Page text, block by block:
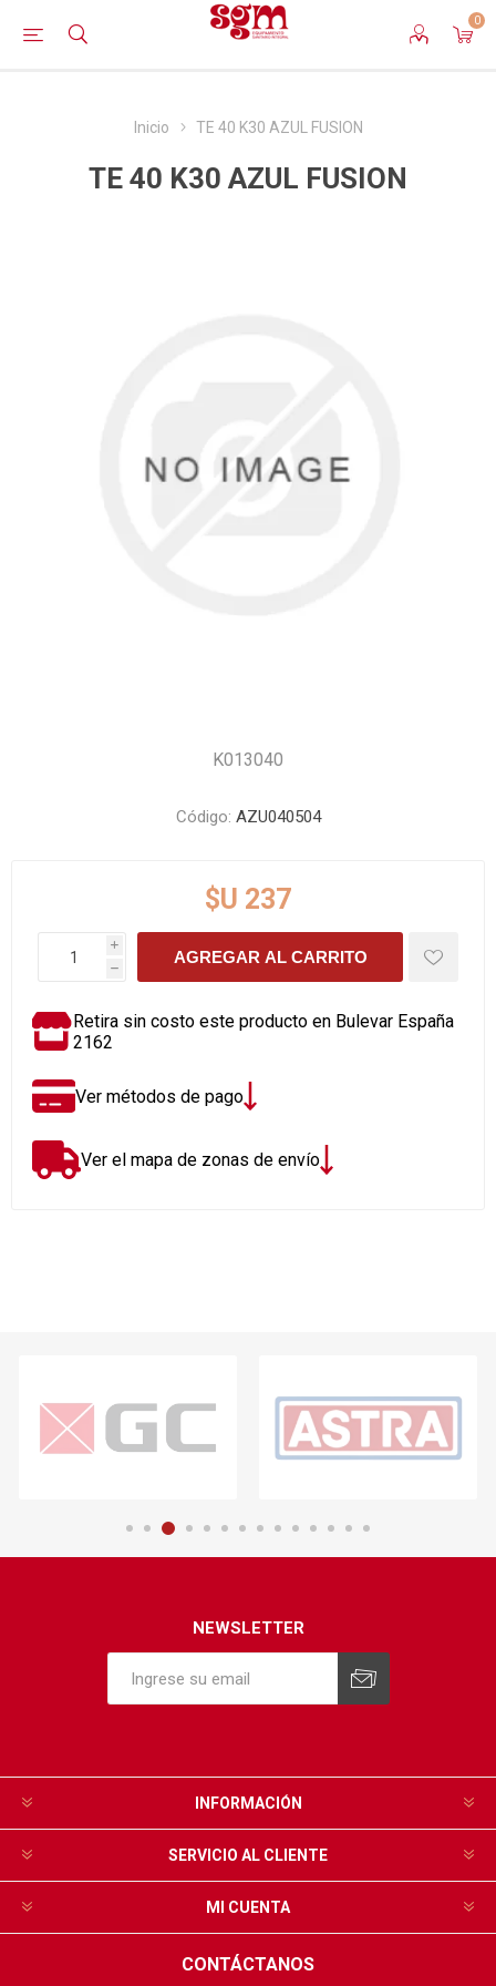
0
Inicio TE 40 K30 AZUL FUSION
TE 40 K30 AZUL FUSION
K013040
Código: AZU040504
$U 237
i
h
AGREGAR AL CARRITO
Retira sin costo este producto en Bulevar España
2162
Ver métodos de pago
Ver el mapa de zonas de envío
NEWSLETTER
INFORMACIÓN
SERVICIO AL CLIENTE
MI CUENTA
CONTÁCTANOS